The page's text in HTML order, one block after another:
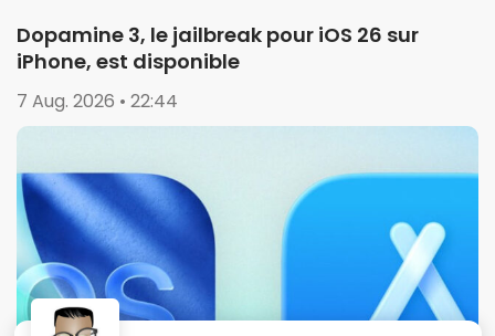
Dopamine 3, le jailbreak pour iOS 26 sur
iPhone, est disponible
7 Aug. 2026 • 22:44